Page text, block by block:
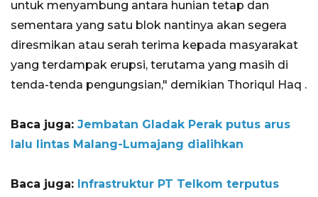
untuk menyambung antara hunian tetap dan
sementara yang satu blok nantinya akan segera
diresmikan atau serah terima kepada masyarakat
yang terdampak erupsi, terutama yang masih di
tenda-tenda pengungsian," demikian Thoriqul Haq .
Baca juga: Jembatan Gladak Perak putus arus
lalu lintas Malang-Lumajang dialihkan
Baca juga: Infrastruktur PT Telkom terputus